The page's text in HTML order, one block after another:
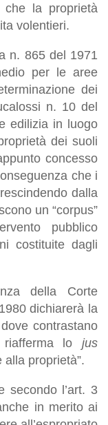
la proprietà
volentieri.
n. 865 del 1971
per le aree
dei
n. 10 del
edilizia in luogo
dei suoli
concesso
che i
dalla
un “corpus”
pubblico
costituite dagli
della Corte
dichiarerà la
contrastano
lo jus
proprietà”.
secondo l’art. 3
in merito ai